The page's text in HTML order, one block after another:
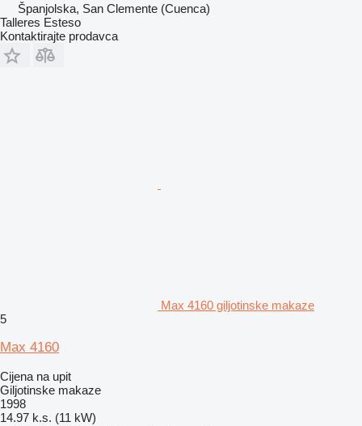
Španjolska, San Clemente (Cuenca)
Talleres Esteso
Kontaktirajte prodavca
Max 4160 giljotinske makaze
5
Max 4160
Cijena na upit
Giljotinske makaze
1998
14.97 k.s. (11 kW)